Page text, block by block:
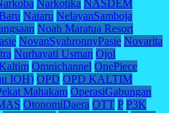
Narkotika NASDEM
Nataru NelayanSamboja
Noah Maratua Resort
NovanSyahronnyPasie Novarita
Nurhayati Usman Ojol
Omnichannel OnePiece
IOH) OPD OPD KALTIM
Mahakam OperasiGabungan
OtonomiDaera OTT P P3K